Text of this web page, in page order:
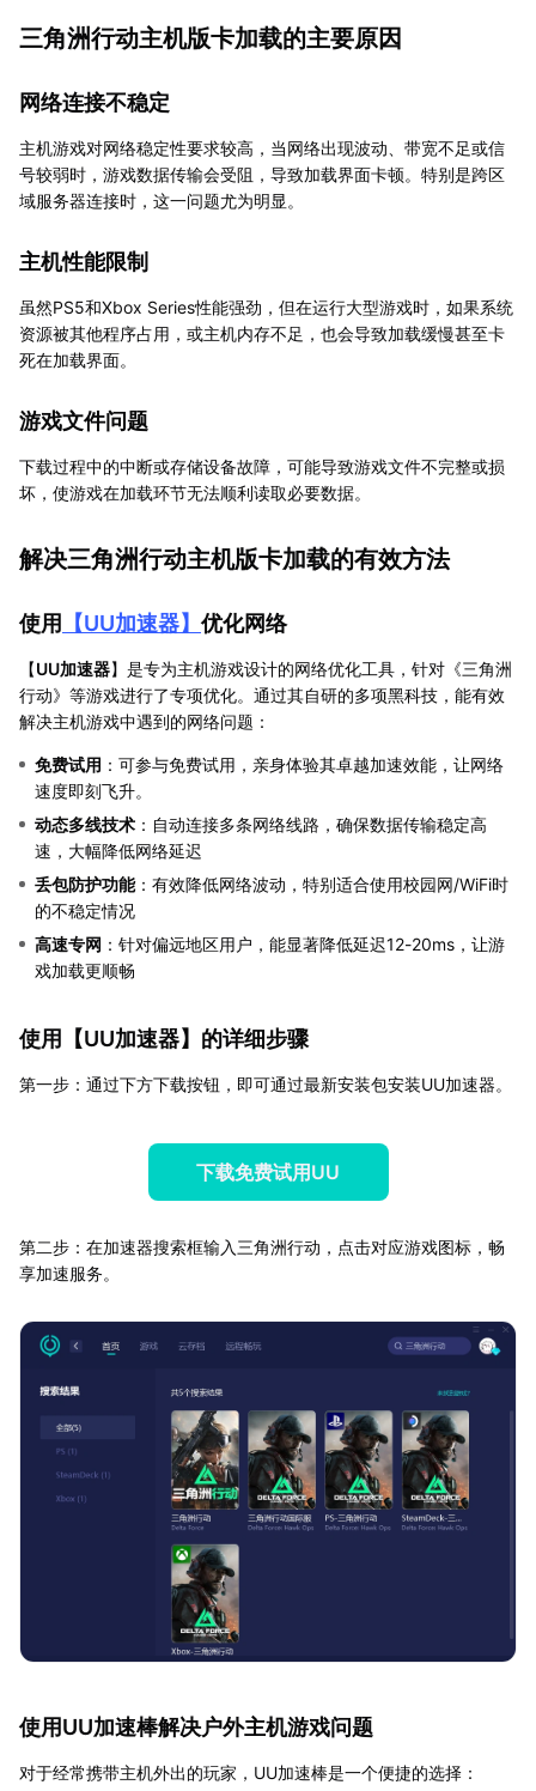
三角洲行动主机版卡加载的主要原因
网络连接不稳定
主机游戏对网络稳定性要求较高，当网络出现波动、带宽不足或信
号较弱时，游戏数据传输会受阻，导致加载界面卡顿。特别是跨区
域服务器连接时，这一问题尤为明显。
主机性能限制
虽然PS5和Xbox Series性能强劲，但在运行大型游戏时，如果系统
资源被其他程序占用，或主机内存不足，也会导致加载缓慢甚至卡
死在加载界面。
游戏文件问题
下载过程中的中断或存储设备故障，可能导致游戏文件不完整或损
坏，使游戏在加载环节无法顺利读取必要数据。
解决三角洲行动主机版卡加载的有效方法
使用 【UU加速器】 优化网络
【UU加速器】是专为主机游戏设计的网络优化工具，针对《三角洲
行动》等游戏进行了专项优化。通过其自研的多项黑科技，能有效
解决主机游戏中遇到的网络问题：
免费试用 ：可参与免费试用，亲身体验其卓越加速效能，让网络
速度即刻飞升。
动态多线技术 ：自动连接多条网络线路，确保数据传输稳定高
速，大幅降低网络延迟
丢包防护功能：有效降低网络波动，特别适合使用校园网/WiFi时
的不稳定情况
高速专网 ：针对偏远地区用户，能显著降低延迟12-20ms，让游
戏加载更顺畅
使用【UU加速器】的详细步骤
第一步：通过下方下载按钮，即可通过最新安装包安装UU加速器。
下载免费试用UU
第二步：在加速器搜索框输入三角洲行动，点击对应游戏图标，畅
享加速服务。
使用UU加速棒解决户外主机游戏问题
对于经常携带主机外出的玩家，UU加速棒是一个便捷的选择：